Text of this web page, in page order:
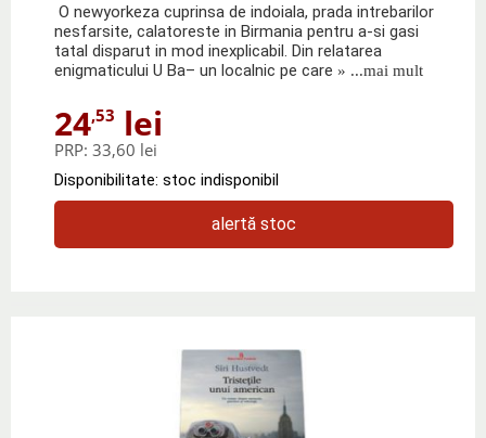
O newyorkeza cuprinsa de indoiala, prada intrebarilor
nesfarsite, calatoreste in Birmania pentru a-si gasi
tatal disparut in mod inexplicabil. Din relatarea
enigmaticului U Ba– un localnic pe care » ...mai mult
24,53 lei
PRP: 33,60 lei
Disponibilitate: stoc indisponibil
alertă stoc